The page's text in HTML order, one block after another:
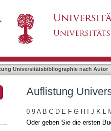
Universitätsbibliographie nach Autor
Auflistung
0-9 A B C D E F G H J K L
Oder geben Sie die ersten